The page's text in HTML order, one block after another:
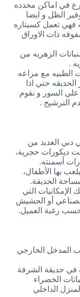
في اماكن محدده
الظل و ايضا
فهي تعمل كسيتاره
ذات الاوراق
الزهريه من
.
الطبيه مع مراعه
حتي اذا
علي السور و نقوم
الترشيح .
العديد من
ديكورات حجرية،
أسمنته.
بها الأطفال،
الحديقة.
التي
أو الحشيش
رغبة العميل.
المدخل الخارجي
في حديقة الشرفة
الخضراء
الداخلي